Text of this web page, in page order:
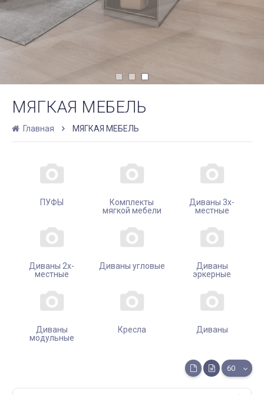
МЯГКАЯ МЕБЕЛЬ
Главная МЯГКАЯ МЕБЕЛЬ
ПУФЫ
Комплекты
мягкой мебели
Диваны 3х-
местные
Диваны 2х-
местные
Диваны угловые
Диваны
эркерные
Диваны
модульные
Кресла Диваны
60